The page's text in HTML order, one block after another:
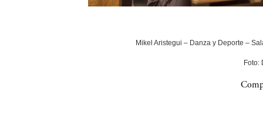
Mikel Aristegui – Danza y Deporte –
Foto: